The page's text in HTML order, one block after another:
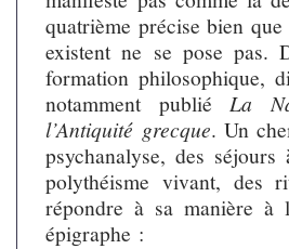
quatrième précise bien
existent ne se pose pas.
formation philosophique,
notamment publiéLa
l’Antiquité grecque. Un
psychanalyse, des
polythéisme vivant, des
répondre à sa manière à
épigraphe :